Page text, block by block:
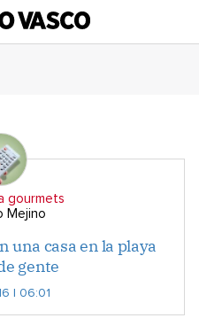
gourmets
Mejino
una casa en la playa
gente
| 06:01